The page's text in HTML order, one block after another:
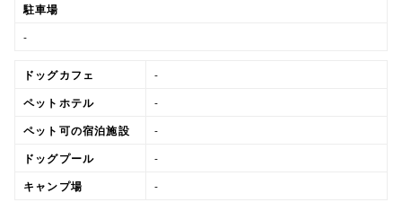
駐車場
-
ドッグカフェ -
ペットホテル -
ペット可の宿泊施設 -
ドッグプール -
キャンプ場 -